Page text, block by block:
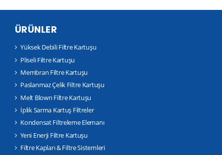
ÜRÜNLER
Yüksek Debili Filtre Kartuşu
Pliseli Filtre Kartuşu
Membran Filtre Kartuşu
Paslanmaz Çelik Filtre Kartuşu
Melt Blown Filtre Kartuşu
İplik Sarma Kartuş Filtreler
Kondensat Filtreleme Elemanı
Yeni Enerji Filtre Kartuşu
Filtre Kapları & Filtre Sistemleri